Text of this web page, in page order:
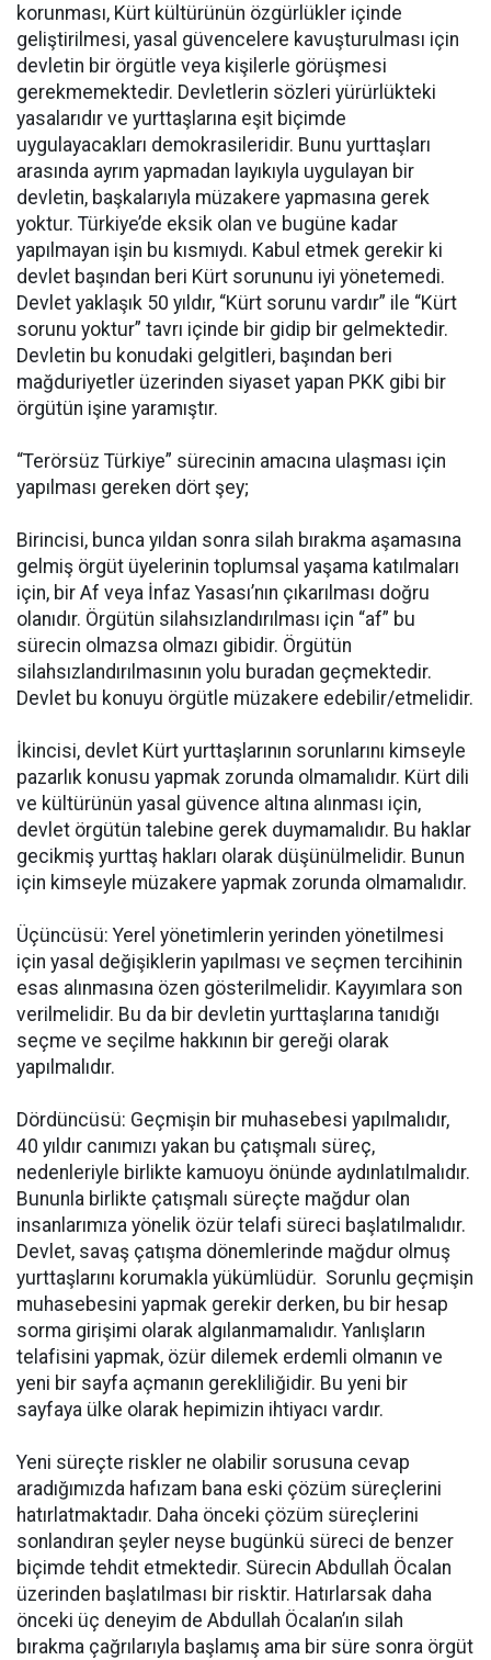
korunması, Kürt kültürünün özgürlükler içinde
geliştirilmesi, yasal güvencelere kavuşturulması için
devletin bir örgütle veya kişilerle görüşmesi
gerekmemektedir. Devletlerin sözleri yürürlükteki
yasalarıdır ve yurttaşlarına eşit biçimde
uygulayacakları demokrasileridir. Bunu yurttaşları
arasında ayrım yapmadan layıkıyla uygulayan bir
devletin, başkalarıyla müzakere yapmasına gerek
yoktur. Türkiye’de eksik olan ve bugüne kadar
yapılmayan işin bu kısmıydı. Kabul etmek gerekir ki
devlet başından beri Kürt sorununu iyi yönetemedi.
Devlet yaklaşık 50 yıldır, “Kürt sorunu vardır” ile “Kürt
sorunu yoktur” tavrı içinde bir gidip bir gelmektedir.
Devletin bu konudaki gelgitleri, başından beri
mağduriyetler üzerinden siyaset yapan PKK gibi bir
örgütün işine yaramıştır.
“Terörsüz Türkiye” sürecinin amacına ulaşması için
yapılması gereken dört şey;
Birincisi, bunca yıldan sonra silah bırakma aşamasına
gelmiş örgüt üyelerinin toplumsal yaşama katılmaları
için, bir Af veya İnfaz Yasası’nın çıkarılması doğru
olanıdır. Örgütün silahsızlandırılması için “af” bu
sürecin olmazsa olmazı gibidir. Örgütün
silahsızlandırılmasının yolu buradan geçmektedir.
Devlet bu konuyu örgütle müzakere edebilir/etmelidir.
İkincisi, devlet Kürt yurttaşlarının sorunlarını kimseyle
pazarlık konusu yapmak zorunda olmamalıdır. Kürt dili
ve kültürünün yasal güvence altına alınması için,
devlet örgütün talebine gerek duymamalıdır. Bu haklar
gecikmiş yurttaş hakları olarak düşünülmelidir. Bunun
için kimseyle müzakere yapmak zorunda olmamalıdır.
Üçüncüsü: Yerel yönetimlerin yerinden yönetilmesi
için yasal değişiklerin yapılması ve seçmen tercihinin
esas alınmasına özen gösterilmelidir. Kayyımlara son
verilmelidir. Bu da bir devletin yurttaşlarına tanıdığı
seçme ve seçilme hakkının bir gereği olarak
yapılmalıdır.
Dördüncüsü: Geçmişin bir muhasebesi yapılmalıdır,
40 yıldır canımızı yakan bu çatışmalı süreç,
nedenleriyle birlikte kamuoyu önünde aydınlatılmalıdır.
Bununla birlikte çatışmalı süreçte mağdur olan
insanlarımıza yönelik özür telafi süreci başlatılmalıdır.
Devlet, savaş çatışma dönemlerinde mağdur olmuş
yurttaşlarını korumakla yükümlüdür. Sorunlu geçmişin
muhasebesini yapmak gerekir derken, bu bir hesap
sorma girişimi olarak algılanmamalıdır. Yanlışların
telafisini yapmak, özür dilemek erdemli olmanın ve
yeni bir sayfa açmanın gerekliliğidir. Bu yeni bir
sayfaya ülke olarak hepimizin ihtiyacı vardır.
Yeni süreçte riskler ne olabilir sorusuna cevap
aradığımızda hafızam bana eski çözüm süreçlerini
hatırlatmaktadır. Daha önceki çözüm süreçlerini
sonlandıran şeyler neyse bugünkü süreci de benzer
biçimde tehdit etmektedir. Sürecin Abdullah Öcalan
üzerinden başlatılması bir risktir. Hatırlarsak daha
önceki üç deneyim de Abdullah Öcalan’ın silah
bırakma çağrılarıyla başlamış ama bir süre sonra örgüt